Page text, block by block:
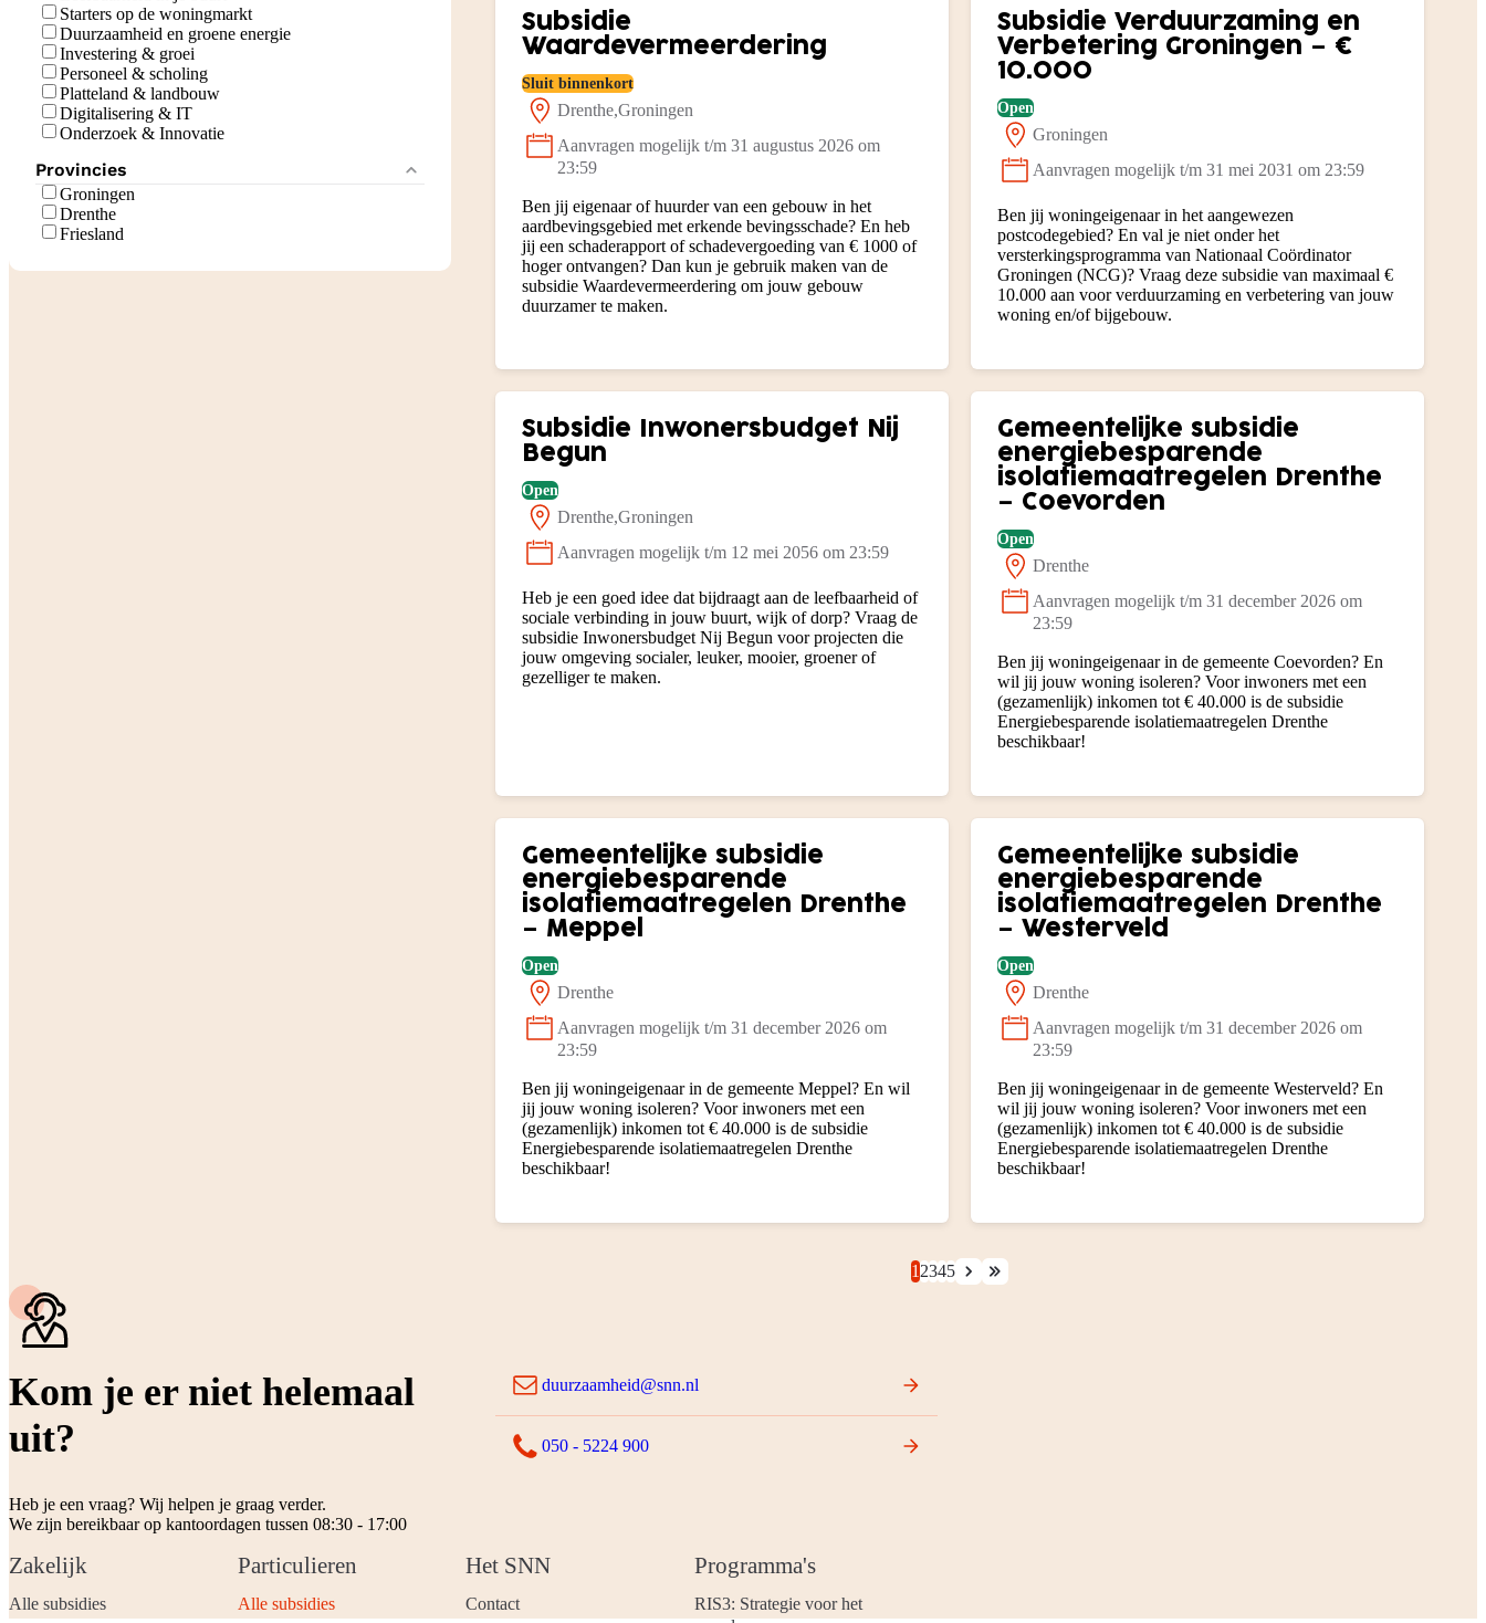
Starters op de woningmarkt
Duurzaamheid en groene energie
Investering & groei
Personeel & scholing
Platteland & landbouw
Digitalisering & IT
Onderzoek & Innovatie
Provincies
Groningen
Drenthe
Friesland
Subsidie
Waardevermeerdering
Sluit binnenkort
Locatie:
Drenthe Groningen
Status:
Aanvragen mogelijk t/m 31 augustus 2026 om
23:59
Ben jij eigenaar of huurder van een gebouw in het
aardbevingsgebied met erkende bevingsschade? En heb
jij een schaderapport of schadevergoeding van € 1000 of
hoger ontvangen? Dan kun je gebruik maken van de
subsidie Waardevermeerdering om jouw gebouw
duurzamer te maken.
Subsidie Verduurzaming en
Verbetering Groningen – €
10.000
Open
Locatie:
Groningen
Status:
Aanvragen mogelijk t/m 31 mei 2031 om 23:59
Ben jij woningeigenaar in het aangewezen
postcodegebied? En val je niet onder het
versterkingsprogramma van Nationaal Coördinator
Groningen (NCG)? Vraag deze subsidie van maximaal €
10.000 aan voor verduurzaming en verbetering van jouw
woning en/of bijgebouw.
Subsidie Inwonersbudget Nij
Begun
Open
Locatie:
Drenthe Groningen
Status:
Aanvragen mogelijk t/m 12 mei 2056 om 23:59
Heb je een goed idee dat bijdraagt aan de leefbaarheid of
sociale verbinding in jouw buurt, wijk of dorp? Vraag de
subsidie Inwonersbudget Nij Begun voor projecten die
jouw omgeving socialer, leuker, mooier, groener of
gezelliger te maken.
Gemeentelijke subsidie
energiebesparende
isolatiemaatregelen Drenthe
– Coevorden
Open
Locatie:
Drenthe
Status:
Aanvragen mogelijk t/m 31 december 2026 om
23:59
Ben jij woningeigenaar in de gemeente Coevorden? En
wil jij jouw woning isoleren? Voor inwoners met een
(gezamenlijk) inkomen tot € 40.000 is de subsidie
Energiebesparende isolatiemaatregelen Drenthe
beschikbaar!
Gemeentelijke subsidie
energiebesparende
isolatiemaatregelen Drenthe
– Meppel
Open
Locatie:
Drenthe
Status:
Aanvragen mogelijk t/m 31 december 2026 om
23:59
Ben jij woningeigenaar in de gemeente Meppel? En wil
jij jouw woning isoleren? Voor inwoners met een
(gezamenlijk) inkomen tot € 40.000 is de subsidie
Energiebesparende isolatiemaatregelen Drenthe
beschikbaar!
Gemeentelijke subsidie
energiebesparende
isolatiemaatregelen Drenthe
– Westerveld
Open
Locatie:
Drenthe
Status:
Aanvragen mogelijk t/m 31 december 2026 om
23:59
Ben jij woningeigenaar in de gemeente Westerveld? En
wil jij jouw woning isoleren? Voor inwoners met een
(gezamenlijk) inkomen tot € 40.000 is de subsidie
Energiebesparende isolatiemaatregelen Drenthe
beschikbaar!
1 2345
Kom je er niet helemaal
uit?
Heb je een vraag? Wij helpen je graag verder.
We zijn bereikbaar op kantoordagen tussen 08:30 - 17:00
duurzaamheid@snn.nl
050 - 5224 900
Zakelijk
Alle subsidies
Particulieren
Alle subsidies
Het SNN
Contact
Programma's
RIS3: Strategie voor het